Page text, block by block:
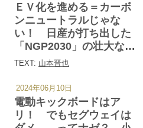
ＥＶ化を進める＝カーボ
ンニュートラルじゃな
い！ 日産が打ち出した
「NGP2030」の壮大な中
身とは
TEXT: 山本晋也
電動キックボードはア
リ！ でもセグウェイは
2024年06月10日